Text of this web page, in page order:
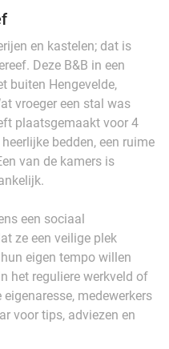
en kastelen; dat is
Deze B&B in een
buiten Hengevelde,
vroeger een stal was
plaatsgemaakt voor 4
bedden, een ruime
van de kamers is
een sociaal
ze een veilige plek
eigen tempo willen
het reguliere werkveld of
medewerkers
voor tips, adviezen en